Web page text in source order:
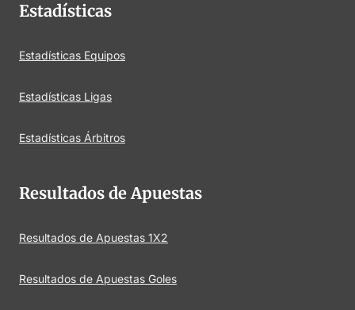
Estadísticas
Estadísticas Equipos
Estadísticas Ligas
Estadísticas Árbitros
Resultados de Apuestas
Resultados de Apuestas 1X2
Resultados de Apuestas Goles